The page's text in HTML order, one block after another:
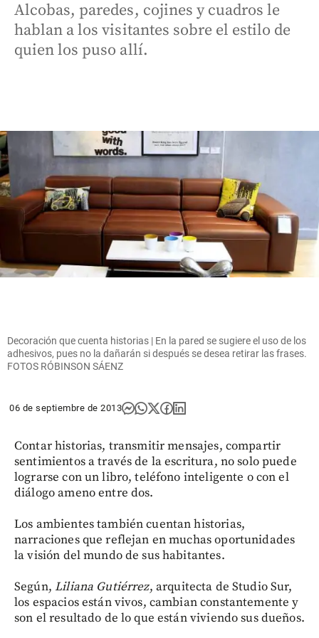
Alcobas, paredes, cojines y cuadros le
hablan a los visitantes sobre el estilo de
quien los puso allí.
Decoración que cuenta historias | En la pared se sugiere el uso de los
adhesivos, pues no la dañarán si después se desea retirar las frases.
FOTOS RÓBINSON SÁENZ
06 de septiembre de 2013
Contar historias, transmitir mensajes, compartir
sentimientos a través de la escritura, no solo puede
lograrse con un libro, teléfono inteligente o con el
diálogo ameno entre dos.
Los ambientes también cuentan historias,
narraciones que reflejan en muchas oportunidades
la visión del mundo de sus habitantes.
Según,Liliana Gutiérrez, arquitecta de Studio Sur,
los espacios están vivos, cambian constantemente y
son el resultado de lo que están viviendo sus dueños.